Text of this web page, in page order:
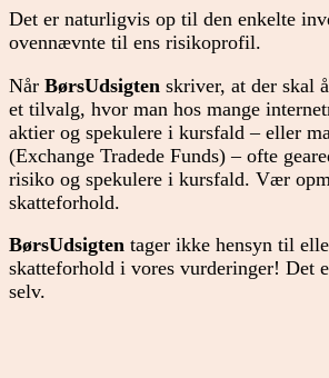
Det er naturligvis op til den enkelte
ovennævnte til ens risikoprofil.
Når BørsUdsigten skriver, at der skal
et tilvalg, hvor man hos mange
aktier og spekulere i kursfald – eller
(Exchange Tradede Funds) – ofte
risiko og spekulere i kursfald. Vær
skatteforhold.
BørsUdsigten tager ikke hensyn til
skatteforhold i vores vurderinger! Det
selv.